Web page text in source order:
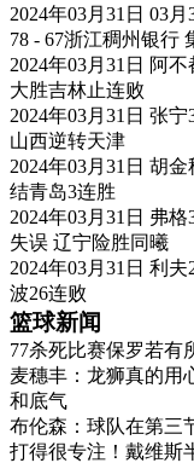
2024年03月31日 03
78 - 67浙江稠州银行
2024年03月31日 阿
大胜吉林止连败
2024年03月31日 张
山西逆转天津
2024年03月31日 胡
结青岛3连胜
2024年03月31日 弗
失误 辽宁险胜同曦
2024年03月31日 利
波26连败
篮球新闻
77杀死比赛保罗若有
麦穗丰：龙狮真的用
和底气
布伦森：球队在第三
打得很专注！戴维斯